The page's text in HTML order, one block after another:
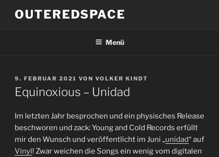
InhaltOUTEREDSPACE
Menü
VERÖFFENTLICHT
AM
9. FEBRUAR 2021 VON VOLKER KINDT
Equinoxious – Unidad
Im letzten Jahr besprochen und ein physisches Release
beschworen und zack: Young and Cold Records erfüllt
mir den Wunsch und veröffentlicht im Juni „unidad“ auf
Vinyl! Zwar weichen die Songs ein wenig vom digitalen